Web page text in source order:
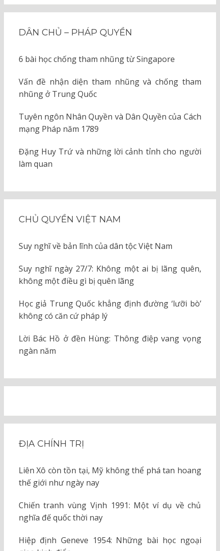
DÂN CHỦ – PHÁP QUYỀN
6 bài học chống tham nhũng từ Singapore
Vấn đề nhận diện tham nhũng và chống tham
nhũng ở Trung Quốc
Tuyên ngôn Nhân Quyền và Dân Quyền của Cách
mạng Pháp năm 1789
Đặng Huy Trứ và những lời cảnh tỉnh cho người
làm quan
CHỦ QUYỀN VIỆT NAM
Suy nghĩ về bản lĩnh của dân tộc Việt Nam
Suy nghĩ ngày 27/7: Không một ai bị lãng quên,
không một điều gì bị quên lãng
Học giả Trung Quốc khẳng định đường ‘lưỡi bò’
không có căn cứ pháp lý
Lời Bác Hồ ở đền Hùng: Thông điệp vang vọng
ngàn năm
ĐỊA CHÍNH TRỊ
Liên Xô còn tồn tại, Mỹ không thể phá tan hoang
thế giới như ngày nay
Chiến tranh vùng Vịnh 1991: Một ví dụ về chủ
nghĩa đế quốc thời nay
Hiệp định Geneve 1954: Những bài học ngoại